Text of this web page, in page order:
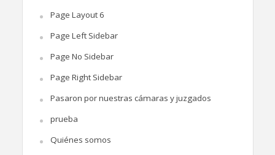
Page Layout 6
Page Left Sidebar
Page No Sidebar
Page Right Sidebar
Pasaron por nuestras cámaras y juzgados
prueba
Quiénes somos